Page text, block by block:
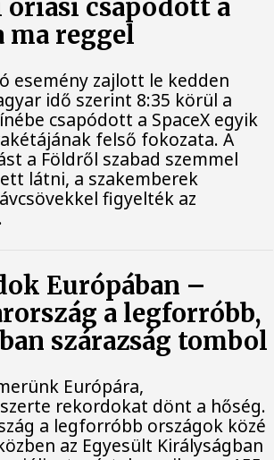
óriási csapódott a
ma reggel
esemény zajlott le kedden
idő szerint 8:35 körül a
csapódott a SpaceX egyik
felső fokozata. A
a Földről szabad szemmel
látni, a szakemberek
figyelték az
Európában –
a legforróbb,
szárazság tombol
Európára,
rekordokat dönt a hőség.
a legforróbb országok közé
az Egyesült Királyságban